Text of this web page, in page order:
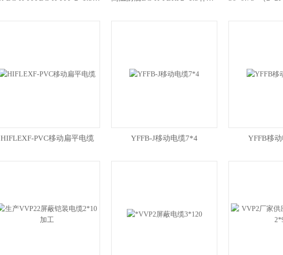
HIFLEXF-PVC移动扁平电缆 YFFB-J移动电缆7*4 YFFB移